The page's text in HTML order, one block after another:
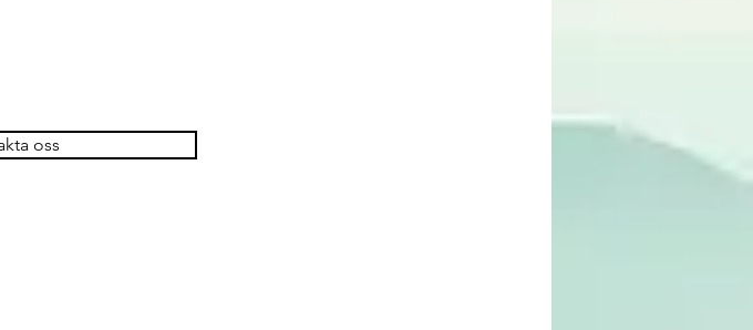
oss